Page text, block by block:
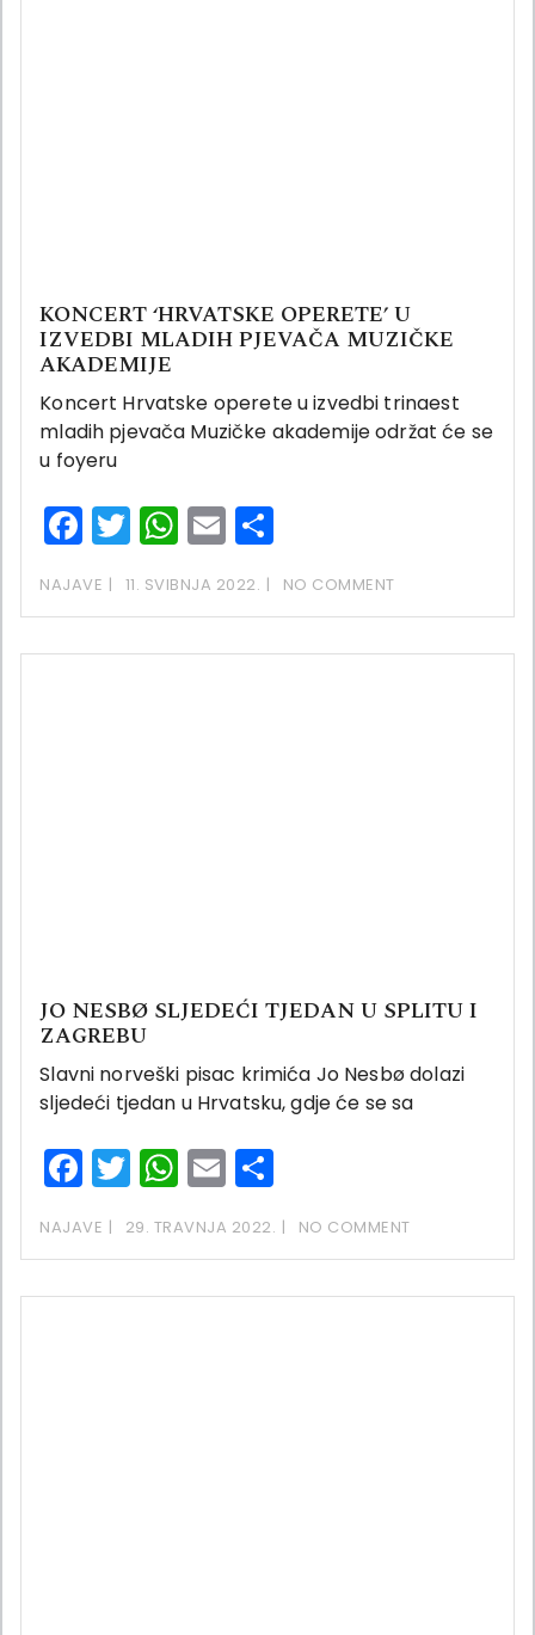
KONCERT ‘HRVATSKE OPERETE’ U
IZVEDBI MLADIH PJEVAČA MUZIČKE
AKADEMIJE
Koncert Hrvatske operete u izvedbi trinaest
mladih pjevača Muzičke akademije održat će se
u foyeru
Facebook
Twitter
WhatsApp
Email
NAJAVE 11. SVIBNJA 2022. NO COMMENT
JO NESBØ SLJEDEĆI TJEDAN U SPLITU I
ZAGREBU
Slavni norveški pisac krimića Jo Nesbø dolazi
sljedeći tjedan u Hrvatsku, gdje će se sa
Facebook
Twitter
WhatsApp
Email
NAJAVE 29. TRAVNJA 2022. NO COMMENT